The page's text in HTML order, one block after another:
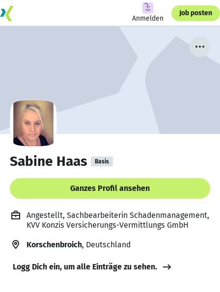
Anmelden
Job posten
Sabine Haas Basis
Ganzes Profil ansehen
Angestellt, Sachbearbeiterin Schadenmanagement,
KVV Konzis Versicherungs-Vermittlungs GmbH
Korschenbroich, Deutschland
Logg Dich ein, um alle Einträge zu sehen.